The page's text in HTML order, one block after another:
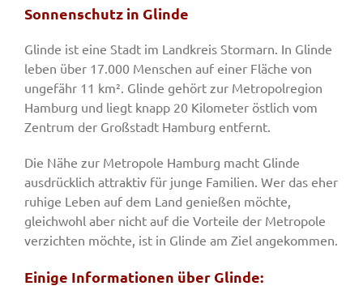
Sonnenschutz in Glinde
Glinde ist eine Stadt im Landkreis Stormarn. In Glinde
leben über 17.000 Menschen auf einer Fläche von
ungefähr 11 km². Glinde gehört zur Metropolregion
Hamburg und liegt knapp 20 Kilometer östlich vom
Zentrum der Großstadt Hamburg entfernt.
Die Nähe zur Metropole Hamburg macht Glinde
ausdrücklich attraktiv für junge Familien. Wer das eher
ruhige Leben auf dem Land genießen möchte,
gleichwohl aber nicht auf die Vorteile der Metropole
verzichten möchte, ist in Glinde am Ziel angekommen.
Einige Informationen über Glinde: